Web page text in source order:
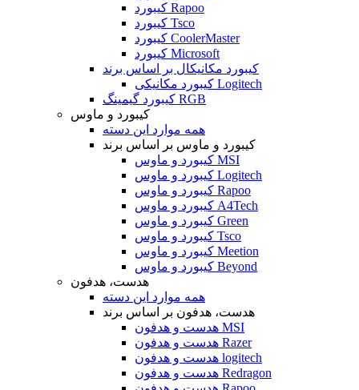
کیبورد Rapoo
کیبورد Tsco
کیبورد CoolerMaster
کیبورد Microsoft
کیبورد مکانیکال بر اساس برند
کیبورد مکانیکی Logitech
کیبورد گیمینگ RGB
کیبورد و ماوس
همه موارد این دسته
کیبورد و ماوس بر اساس برند
کیبورد و ماوس MSI
کیبورد و ماوس Logitech
کیبورد و ماوس Rapoo
کیبورد و ماوس A4Tech
کیبورد و ماوس Green
کیبورد و ماوس Tsco
کیبورد و ماوس Meetion
کیبورد و ماوس Beyond
هدست، هدفون
همه موارد این دسته
هدست، هدفون بر اساس برند
هدست و هدفون MSI
هدست و هدفون Razer
هدست و هدفون logitech
هدست و هدفون Redragon